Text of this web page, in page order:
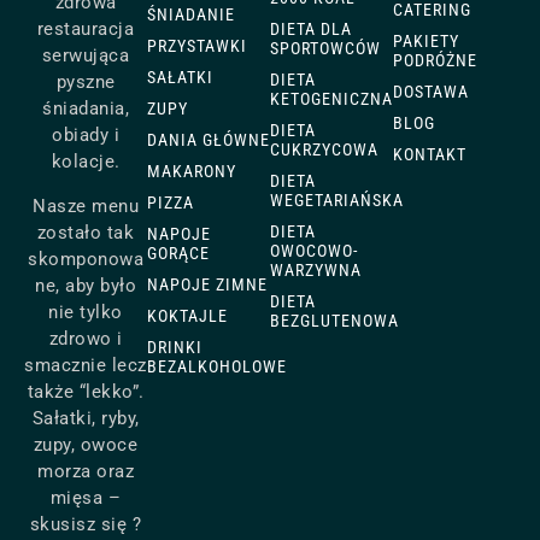
restauracja
serwująca
pyszne
śniadania,
obiady i
kolacje.
Nasze menu
zostało tak
skomponowa
ne, aby było
nie tylko
zdrowo i
smacznie lecz
także “lekko”.
Sałatki, ryby,
zupy, owoce
morza oraz
mięsa –
skusisz się ?
ŚNIADANIE
PRZYSTAWKI
SAŁATKI
ZUPY
DANIA GŁÓWNE
MAKARONY
PIZZA
NAPOJE
GORĄCE
NAPOJE ZIMNE
KOKTAJLE
DRINKI
BEZALKOHOLOWE
DIETA DLA
SPORTOWCÓW
DIETA
KETOGENICZNA
DIETA
CUKRZYCOWA
DIETA
WEGETARIAŃSKA
DIETA
OWOCOWO-
WARZYWNA
DIETA
BEZGLUTENOWA
CATERING
PAKIETY
PODRÓŻNE
DOSTAWA
BLOG
KONTAKT